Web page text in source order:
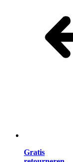
Gratis